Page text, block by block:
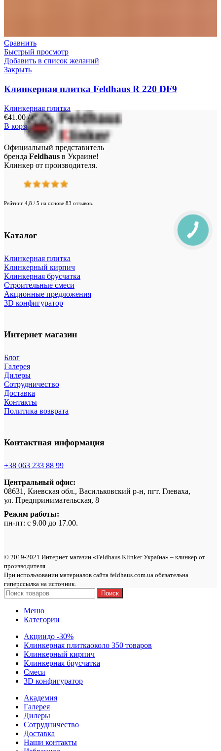
Сравнить
Быстрый просмотр
Добавить в список желаний
Закрыть
Клинкерная плитка Feldhaus R 220 DF9
Клинкерная плитка
€41.00/ м²
В корзину
Официальный представитель
бренда Feldhaus в Украине!
Клинкер от производителя.
Рейтинг 4,8 / 5 на основе 83 отзывов.
Каталог
Клинкерная плитка
Клинкерный кирпич
Клинкерная брусчатка
Строительные смеси
Акционные предложения
3D конфигуратор
Интернет магазин
Блог
Галерея
Дилеры
Сотрудничество
Доставка
Контакты
Политика возврата
Контактная информация
+38 063 233 88 99
Центральный офис:
08631, Киевская обл., Васильковский р-н, пгт. Глеваха,
ул. Предпринимательская, 8
Режим работы:
пн-пт: с 9.00 до 17.00.
© 2019-2021 Интернет магазин «Feldhaus Klinker Україна» – клинкер от
производителя.
При использовании материалов сайта feldhaus.com.ua обязательна
гиперссылка на источник.
Поиск
Меню
Категории
Акциидо -30%
Клинкерная плиткаоколо 350 товаров
Клинкерный кирпич
Клинкерная брусчатка
Смеси
3D конфигуратор
Академия
Галерея
Дилеры
Сотрудничество
Доставка
Наши контакты